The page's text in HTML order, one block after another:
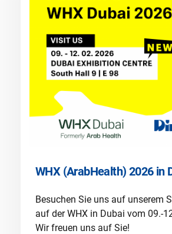
WHX (ArabHealth) 2026 in
Besuchen Sie uns auf unserem
auf der WHX in Dubai vom 09.-
Wir freuen uns auf Sie!